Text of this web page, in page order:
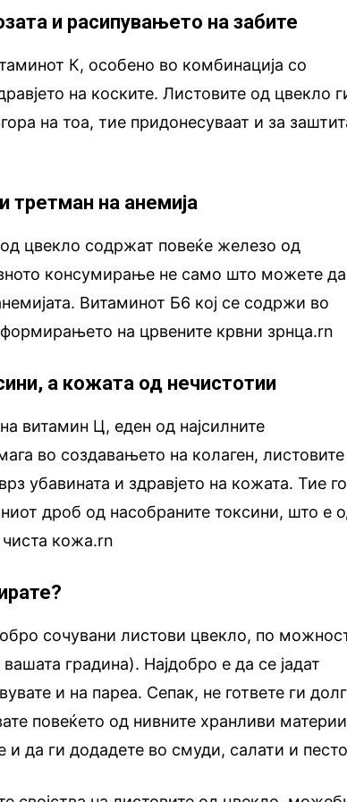
и расипувањето на забите
К, особено во комбинација со
на коските. Листовите од цвекло
на тоа, тие придонесуваат и за
третман на анемија
цвекло содржат повеќе железо од
консумирање не само што можете да
Витаминот Б6 кој се содржи во
на црвените крвни зрнца.rn
а кожата од нечистотии
витамин Ц, еден од најсилните
во создавањето на колаген, листовите
убавината и здравјето на кожата. Тие го
дроб од насобраните токсини, што е
кожа.rn
сочувани листови цвекло, по
градина). Најдобро е да се јадат
и на пареа. Сепак, не гответе ги
повеќето од нивните хранливи
да ги додадете во смуди, салати и